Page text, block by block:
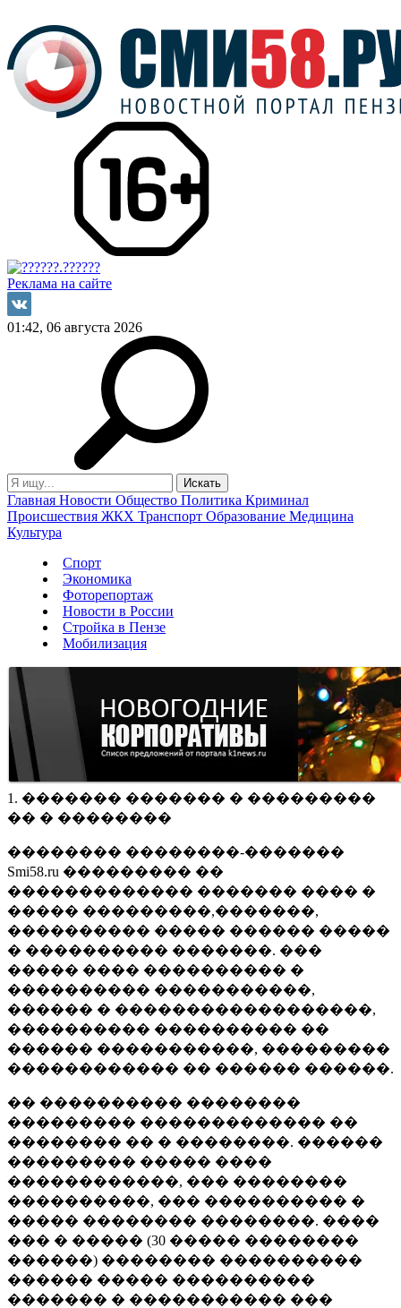
Реклама на сайте
01:42, 06 августа 2026
Главная Новости Общество Политика Криминал
Происшествия ЖКХ Транспорт Образование Медицина
Культура
Спорт
Экономика
Фоторепортаж
Новости в России
Стройка в Пензе
Мобилизация
1. ������� ������� � ���������
�� � ��������
�������� ��������-�������
Smi58.ru ��������� ��
������������� ������� ���� �
����� ���������,�������,
���������� ����� ������ �����
� ���������� �������. ���
����� ���� ���������� �
���������� �����������,
������ � ������������������,
���������� ���������� ��
������ �����������, ���������
������������ �� ������ ������.
�� ���������� ��������
��������� ������������� ��
�������� �� � ��������. ������
��������� ����� ����
������������, ��� ��������
����������, ��� ���������� �
����� �������� ��������. ����
��� � ����� (30 ����� ��������
������) �������� ����������
������ ����� ����������
������� � ����������� ���